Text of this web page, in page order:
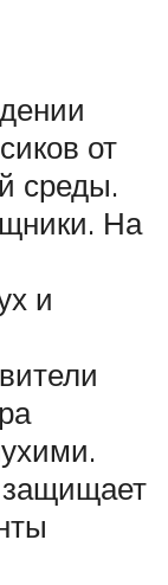
от
среды.
На
и